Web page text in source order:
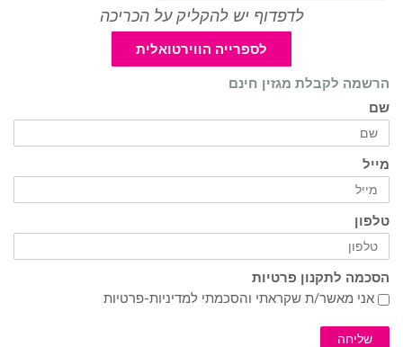
לדפדוף יש להקליק על הכריכה
לספרייה הווירטואלית
הרשמה לקבלת מגזין חינם
שם
מייל
טלפון
הסכמה לתקנון פרטיות
אני מאשר/ת שקראתי והסכמתי למדיניות-פרטיות
שליחה